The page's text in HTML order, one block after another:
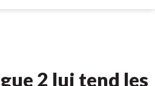
2 lui tend les